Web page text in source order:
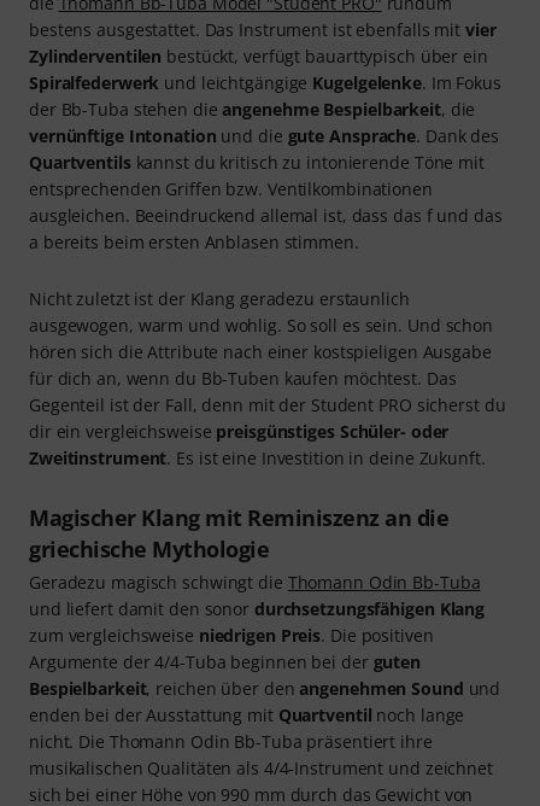
preisgünstige und gut verarbeitete Instrument in Händen
hältst, kannst du dich sofort in die spannende Tubisten-
Welt begeben.
Für Anfänger und fortgeschrittene Schüler
bestens ausgestattet
Als typischesStudent-Modell für ambitionierte und nicht
minder anspruchsvolle Einsteiger und Fortgeschrittene ist
dieThomann Bb-Tuba Model "Student PRO"
Zylinderventilenbestückt, verfügt bauarttypisch über ein
Spiralfederwerkund leichtgängigeKugelgelenke. Im Fokus
der Bb-Tuba stehen die angenehme Bespielbarkeit, die
vernünftige Intonationund diegute Ansprache. Dank des
Quartventils kannst du kritisch zu intonierende Töne mit
entsprechenden Griffen bzw. Ventilkombinationen
ausgleichen. Beeindruckend allemal ist, dass das f und das
Nicht zuletzt ist der Klang geradezu erstaunlich
ausgewogen, warm und wohlig. So soll es sein. Und schon
hören sich die Attribute nach einer kostspieligen Ausgabe
für dich an, wenn du Bb-Tuben kaufen möchtest. Das
Gegenteil ist der Fall, denn mit der Student PRO sicherst du
dir ein vergleichsweisepreisgünstiges Schüler- oder
Zweitinstrument. Es ist eine Investition in deine Zukunft.
Magischer Klang mit Reminiszenz an die
griechische Mythologie